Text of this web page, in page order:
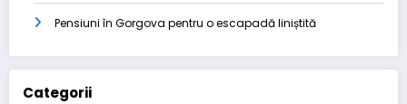
Pensiuni în Gorgova pentru o escapadă liniștită
Categorii